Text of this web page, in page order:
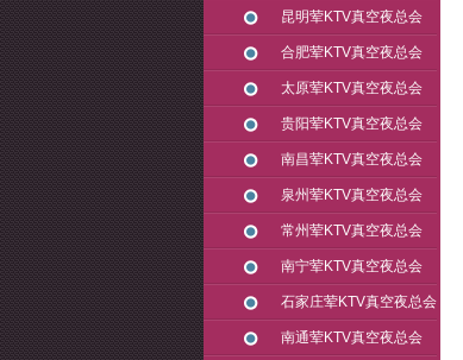
昆明荤KTV真空夜总会
合肥荤KTV真空夜总会
太原荤KTV真空夜总会
贵阳荤KTV真空夜总会
南昌荤KTV真空夜总会
泉州荤KTV真空夜总会
常州荤KTV真空夜总会
南宁荤KTV真空夜总会
石家庄荤KTV真空夜总会
南通荤KTV真空夜总会